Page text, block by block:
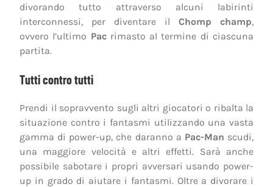
divorando tutto attraverso alcuni labirinti
interconnessi, per diventare il Chomp champ,
ovvero l’ultimo Pacrimasto al termine di ciascuna
partita.
Tutti contro tutti
Prendi il sopravvento sugli altri giocatori o ribalta la
situazione contro i fantasmi utilizzando una vasta
gamma di power-up, che daranno a Pac-Man scudi,
una maggiore velocità e altri effetti. Sarà anche
possibile sabotare i propri avversari usando power-
up in grado di aiutare i fantasmi. Oltre a divorare i